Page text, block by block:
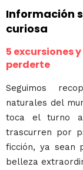
Información
curiosa
5 excursiones
perderte
Seguimos
naturales del
toca el turno a
trascurren por
ficción, ya sean
belleza